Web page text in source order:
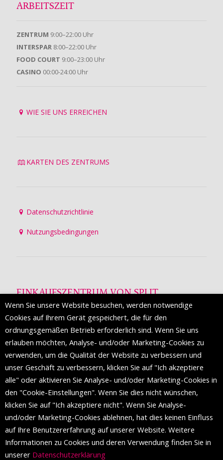
ARBEITSZEIT
ZENTRUM 9:00–22:00 Uhr
INTERSPAR 8:00–22:00 Uhr
FOOD COURT 9:00–23:00 Uhr
CASINO 00:00-24:00 Uhr
WIE SIE UNS ERREICHEN
KARTEN DES ZENTRUMS
Datenschutzrichtlinie
Nutzungsbedingungen
EINKAUFSZENTRUM VON SPLIT
Die Mall of Split
ist ein prestigeträchtiges Einkaufsziel mit
etwa 200 Einzelhandelsmarken und einer Reihe von
Weltmodemarken, die zum ersten Mal in Split erscheinen.
FOLGEN SIE UNS
Wenn Sie unsere Website besuchen, werden notwendige
Cookies auf Ihrem Gerät gespeichert, die für den
ordnungsgemäßen Betrieb erforderlich sind. Wenn Sie uns
erlauben möchten, Analyse- und/oder Marketing-Cookies zu
verwenden, um die Qualität der Website zu verbessern und
unser Geschäft zu verbessern, klicken Sie auf "Ich akzeptiere
alle" oder aktivieren Sie Analyse- und/oder Marketing-Cookies in
den "Cookie-Einstellungen". Wenn Sie dies nicht wünschen,
klicken Sie auf "Ich akzeptiere nicht". Wenn Sie Analyse-
und/oder Marketing-Cookies ablehnen, hat dies keinen Einfluss
auf Ihre Benutzererfahrung auf unserer Website. Weitere
Informationen zu Cookies und deren Verwendung finden Sie in
unserer Datenschutzerklärung